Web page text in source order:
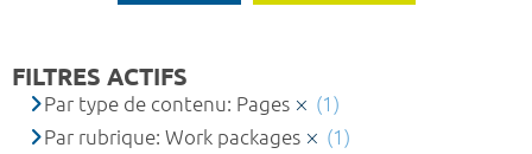
FILTRES ACTIFS
Par type de contenu: Pages
(1)
Par rubrique: Work packages
(1)